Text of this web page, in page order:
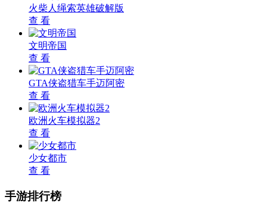
火柴人绳索英雄破解版
查 看
文明帝国
查 看
GTA侠盗猎车手迈阿密
查 看
欧洲火车模拟器2
查 看
少女都市
查 看
手游排行榜